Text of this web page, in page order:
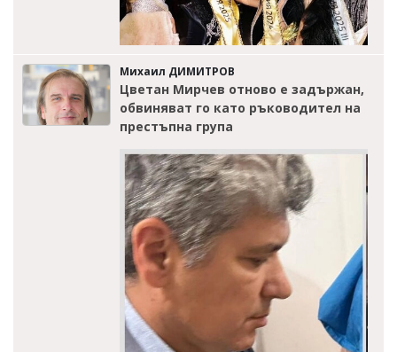
Михаил ДИМИТРОВ
Цветан Мирчев отново е задържан,
обвиняват го като ръководител на
престъпна група